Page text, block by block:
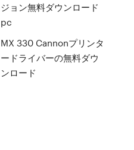
ジョン無料ダウンロード
pc
MX 330 Cannonプリンタ
ードライバーの無料ダウ
ンロード